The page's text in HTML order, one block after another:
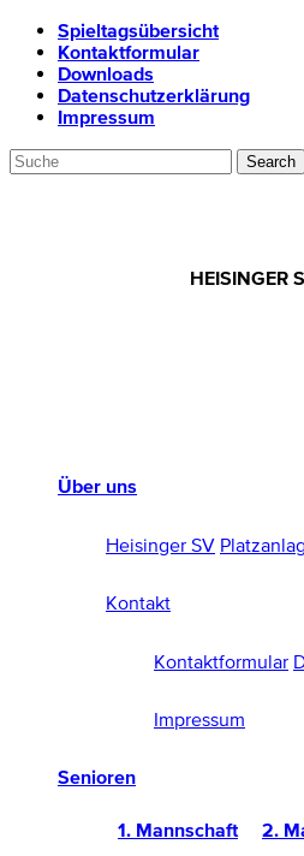
Spieltagsübersicht
Kontaktformular
Downloads
Datenschutzerklärung
Impressum
HEISINGER
Über uns
Heisinger SV
Kontakt
Kontaktformular
Impressum
Senioren
1. Mannschaft 2.